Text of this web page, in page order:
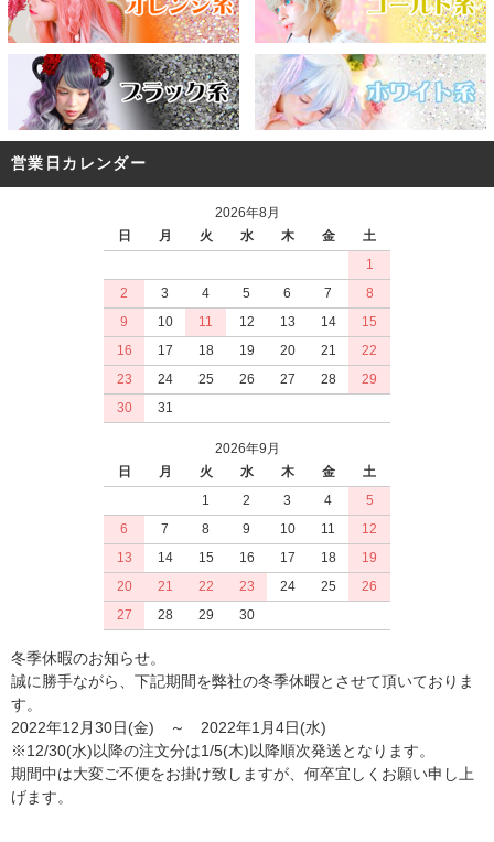
営業日カレンダー
2026年8月
日
月 火 水 木 金
土
1
2
3 4 5 6 7
8
9
10 11 12 13 14
15
16
17 18 19 20 21
22
23
24 25 26 27 28
29
30
31
2026年9月
日
月 火 水 木 金
土
1
2 3 4
5
6
7 8 9 10 11
12
13
14 15 16 17 18
19
20
21 22 23 24 25
26
27
28 29 30
冬季休暇のお知らせ。
誠に勝手ながら、下記期間を弊社の冬季休暇とさせて頂いておりま
す。
2022年12月30日(金) ～ 2022年1月4日(水)
※12/30(水)以降の注文分は1/5(木)以降順次発送となります。
期間中は大変ご不便をお掛け致しますが、何卒宜しくお願い申し上
げます。